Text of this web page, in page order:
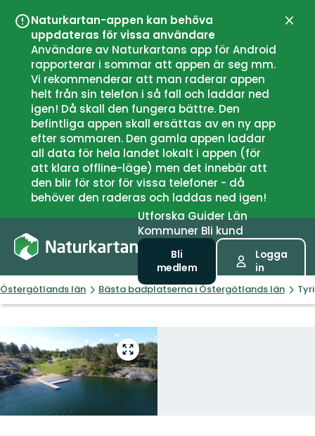
Naturkartan-appen kan behöva
uppdateras för vissa användare
Användare av Naturkartans app för Android
rapporterar i sommar att appen är seg mm.
Vi rekommenderar att man raderar appen
helt från sin telefon i så fall och laddar ned
igen! Då skall den fungera bättre. Den
befintliga appen skall ersättas av en ny app
efter sommaren. Den gamla appen laddar
all data för hela landet lokalt i appen (för
att klara offline-läge) men det innebär att
den blir för stor för vissa telefoner - då
behöver den raderas och laddas ned igen!
UtforskaGuiderLän
Kommuner Bli kund
Bli
medlem
Logga
in
Östergötlands län Bästa badplatserna i Östergötlands län
Gå
till
helskärmsläge